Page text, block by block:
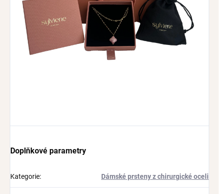
Doplňkové parametry
Kategorie: Dámské prsteny z chirurgické oceli